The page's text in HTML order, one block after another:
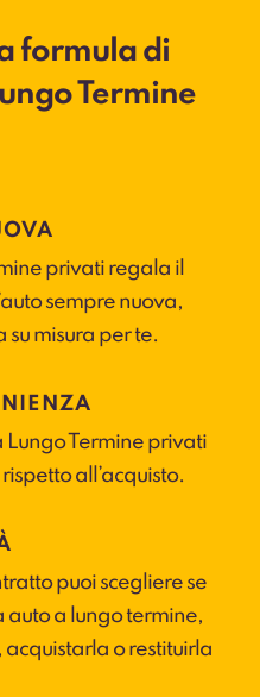
formula di
Termine
privati regala il
sempre nuova,
misura per te.
Lungo Termine privati
all’acquisto.
puoi scegliere se
a lungo termine,
o restituirla